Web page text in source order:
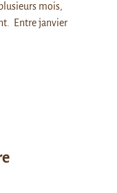
mois,
Entre janvier